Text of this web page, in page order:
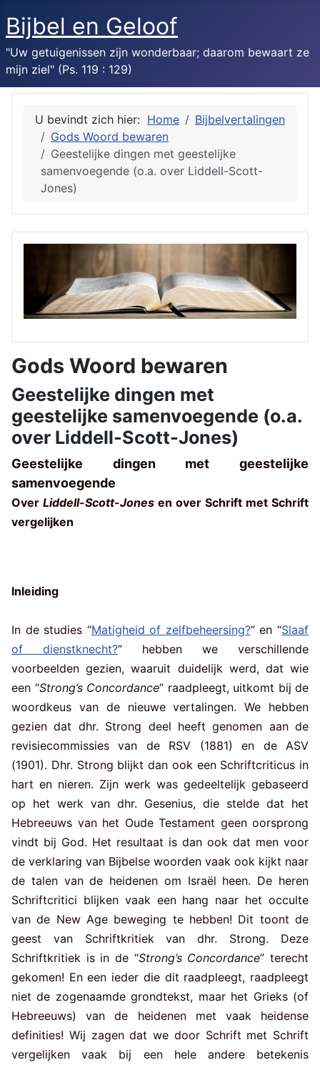
Bijbel en Geloof
"Uw getuigenissen zijn wonderbaar; daarom bewaart ze
mijn ziel" (Ps. 119 : 129)
U bevindt zich hier: Home
Bijbelvertalingen
Gods Woord bewaren
Geestelijke dingen met geestelijke
samenvoegende (o.a. over Liddell-Scott-
Jones)
Gods Woord bewaren
Geestelijke dingen met
geestelijke samenvoegende (o.a.
over Liddell-Scott-Jones)
Geestelijke dingen met geestelijke
samenvoegende
Over Liddell-Scott-Jones en over Schrift met Schrift
vergelijken
Inleiding
In de studies “Matigheid of zelfbeheersing?” en “Slaaf
of dienstknecht?” hebben we verschillende
voorbeelden gezien, waaruit duidelijk werd, dat wie
een “Strong’s Concordance” raadpleegt, uitkomt bij de
woordkeus van de nieuwe vertalingen. We hebben
gezien dat dhr. Strong deel heeft genomen aan de
revisiecommissies van de RSV (1881) en de ASV
(1901). Dhr. Strong blijkt dan ook een Schriftcriticus in
hart en nieren. Zijn werk was gedeeltelijk gebaseerd
op het werk van dhr. Gesenius, die stelde dat het
Hebreeuws van het Oude Testament geen oorsprong
vindt bij God. Het resultaat is dan ook dat men voor
de verklaring van Bijbelse woorden vaak ook kijkt naar
de talen van de heidenen om Israël heen. De heren
Schriftcritici blijken vaak een hang naar het occulte
van de New Age beweging te hebben! Dit toont de
geest van Schriftkritiek van dhr. Strong. Deze
Schriftkritiek is in de “Strong’s Concordance” terecht
gekomen! En een ieder die dit raadpleegt, raadpleegt
niet de zogenaamde grondtekst, maar het Grieks (of
Hebreeuws) van de heidenen met vaak heidense
definities! Wij zagen dat we door Schrift met Schrift
vergelijken vaak bij een hele andere betekenis